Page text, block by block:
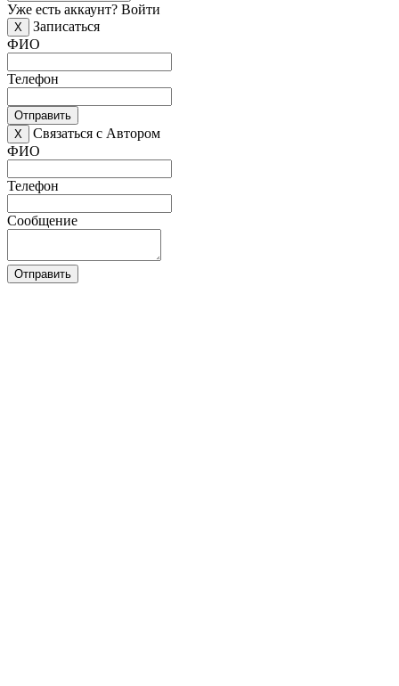
Уже есть аккаунт? Войти
X
Записаться
ФИО
Телефон
Отправить
X
Связаться с Автором
ФИО
Телефон
Сообщение
Отправить